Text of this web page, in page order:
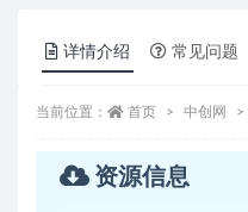
详情介绍 常见问题
当前位置： 首页 中创网
资源信息